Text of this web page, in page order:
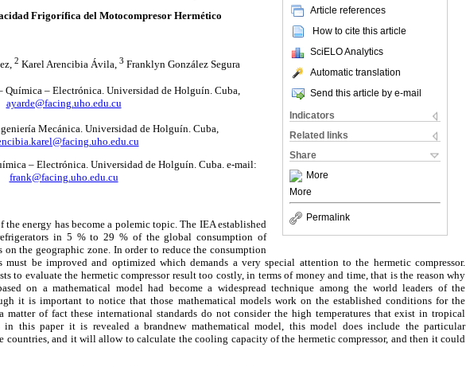
Article references
How to cite this article
SciELO Analytics
Automatic translation
Send this article by e-mail
Indicators
Related links
Share
More
More
Permalink
Frigorífica del Motocompresor Hermético
2 Karel Arencibia Ávila, 3 Franklyn González Segura
Química – Electrónica. Universidad de Holguín. Cuba,
ayarde@facing.uho.edu.cu
Mecánica. Universidad de Holguín. Cuba,
– Electrónica. Universidad de Holguín. Cuba. e-mail:
frank@facing.uho.edu.cu
the energy has become a polemic topic. The IEA established
in 5 % to 29 % of the global consumption of
on the geographic zone. In order to reduce the consumption
must be improved and optimized which demands a very special attention to the hermetic compressor.
to evaluate the hermetic compressor result too costly, in terms of money and time, that is the reason why
on a mathematical model had become a widespread technique among the world leaders of the
it is important to notice that those mathematical models work on the established conditions for the
matter of fact these international standards do not consider the high temperatures that exist in tropical
this paper it is revealed a brandnew mathematical model, this model does include the particular
countries, and it will allow to calculate the cooling capacity of the hermetic compressor, and then it could